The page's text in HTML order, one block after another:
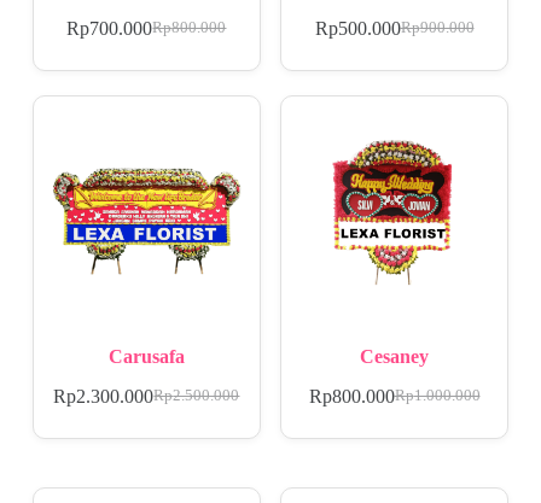
Rp800.000
Rp700.000 Rp900.000
Rp500.000
Carusafa
Rp2.500.000
Rp2.300.000
Cesaney
Rp1.000.000
Rp800.000